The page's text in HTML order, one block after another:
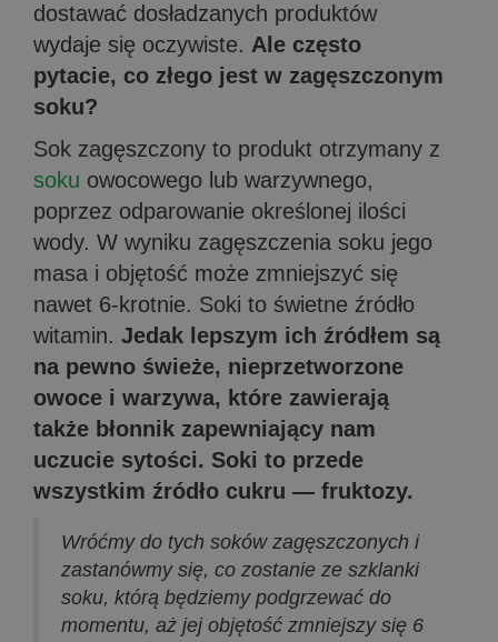
dostawać dosładzanych produktów
wydaje się oczywiste. Ale często
pytacie, co złego jest w zagęszczonym
soku?
Sok zagęszczony to produkt otrzymany z
soku owocowego lub warzywnego,
poprzez odparowanie określonej ilości
wody. W wyniku zagęszczenia soku jego
masa i objętość może zmniejszyć się
nawet 6-krotnie. Soki to świetne źródło
witamin. Jedak lepszym ich źródłem są
na pewno świeże, nieprzetworzone
owoce i warzywa, które zawierają
także błonnik zapewniający nam
uczucie sytości. Soki to przede
wszystkim źródło cukru — fruktozy.
Wróćmy do tych soków zagęszczonych i
zastanówmy się, co zostanie ze szklanki
soku, którą będziemy podgrzewać do
momentu, aż jej objętość zmniejszy się 6